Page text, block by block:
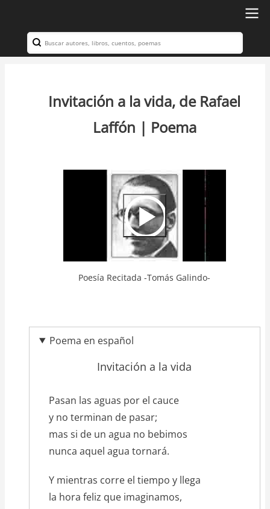
contenido
principal
Navegación
Search
Invitación a la vida, de Rafael
Laffón | Poema
Video
Url
Poesía Recitada -Tomás Galindo-
Poema en español
Invitación a la vida
texto_poema
Pasan las aguas por el cauce
y no terminan de pasar;
mas si de un agua no bebimos
nunca aquel agua tornará.
Y mientras corre el tiempo y llega
la hora feliz que imaginamos,